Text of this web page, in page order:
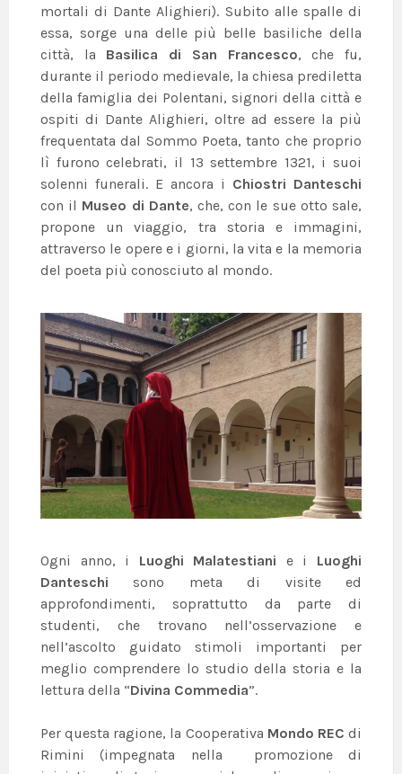
mortali di Dante Alighieri). Subito alle spalle di
essa, sorge una delle più belle basiliche della
città, la Basilica di San Francesco, che fu,
durante il periodo medievale, la chiesa prediletta
della famiglia dei Polentani, signori della città e
ospiti di Dante Alighieri, oltre ad essere la più
frequentata dal Sommo Poeta, tanto che proprio
lì furono celebrati, il 13 settembre 1321, i suoi
solenni funerali. E ancora i Chiostri Danteschi
con il Museo di Dante, che, con le sue otto sale,
propone un viaggio, tra storia e immagini,
attraverso le opere e i giorni, la vita e la memoria
del poeta più conosciuto al mondo.
Ogni anno, i Luoghi Malatestiani e i Luoghi
Danteschi sono meta di visite ed
approfondimenti, soprattutto da parte di
studenti, che trovano nell’osservazione e
nell’ascolto guidato stimoli importanti per
meglio comprendere lo studio della storia e la
lettura della “Divina Commedia”.
Per questa ragione, la Cooperativa Mondo REC di
Rimini (impegnata nella promozione di